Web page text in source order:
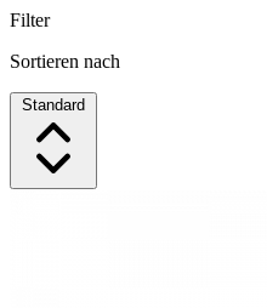
Filter
Sortieren nach
Standard